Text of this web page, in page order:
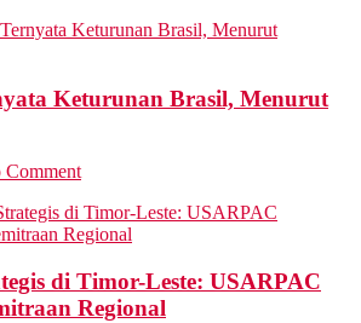
Keturunan Brasil, Menurut
Comment
di Timor-Leste: USARPAC
Regional